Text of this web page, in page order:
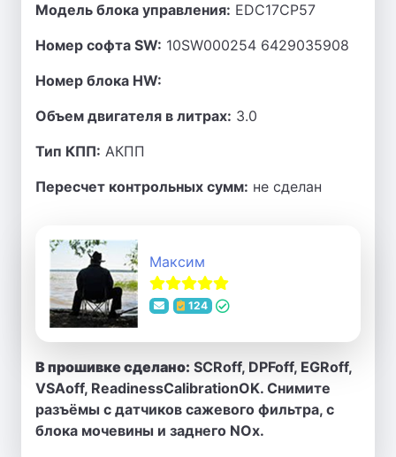
Модель блока управления: EDC17CP57
Номер софта SW: 10SW000254 6429035908
Номер блока HW:
Объем двигателя в литрах: 3.0
Тип КПП: АКПП
Пересчет контрольных сумм: не сделан
Максим
124
В прошивке сделано: SCRoff, DPFoff, EGRoff,
VSAoff, ReadinessCalibrationOK. Снимите
разъёмы с датчиков сажевого фильтра, с
блока мочевины и заднего NOx.